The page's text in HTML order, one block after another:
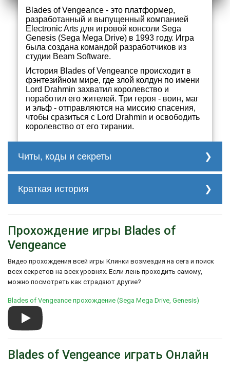
Blades of Vengeance - это платформер,
разработанный и выпущенный компанией
Electronic Arts для игровой консоли Sega
Genesis (Sega Mega Drive) в 1993 году. Игра
была создана командой разработчиков из
студии Beam Software.
История Blades of Vengeance происходит в
фэнтезийном мире, где злой колдун по имени
Lord Drahmin захватил королевство и
поработил его жителей. Три героя - воин, маг
и эльф - отправляются на миссию спасения,
чтобы сразиться с Lord Drahmin и освободить
королевство от его тирании.
Читы, коды и секреты
Краткая история
того времени. Игроки могут выбирать
одного из трех доступных героев и пройти
через разнообразные уровни, сражаясь с
врагами и собирая различные предметы и
бонусы. Каждый герой имеет уникальные
способности и оружие, что добавляет
разнообразия в игровой процесс.
Blades of Vengeance получила
положительные отзывы за свою графику,
звуковое сопровождение и игровую
механику. Она стала популярной среди
Genesis.
Прохождение игры Blades of
Vengeance
Видео прохождения всей игры Клинки возмездия на сега и поиск
всех секретов на всех уровнях. Если лень проходить самому,
можно посмотреть как страдают другие?
Blades of Vengeance прохождение (Sega Mega Drive, Genesis)
Blades of Vengeance играть Онлайн